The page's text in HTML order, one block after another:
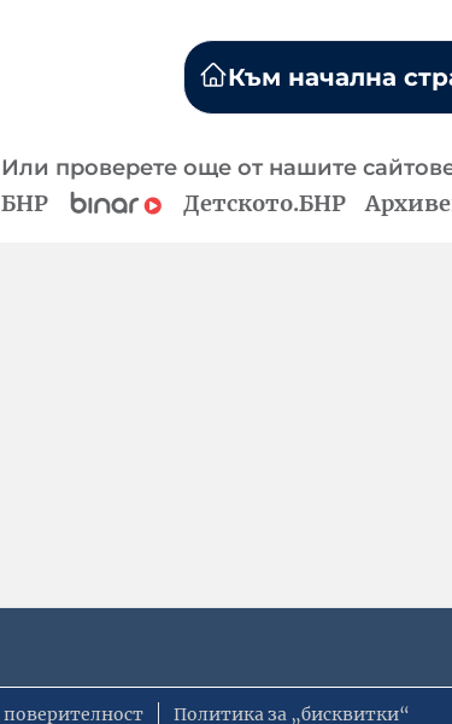
Към начална
Или проверете още от нашите
БНР Детското.БНР
Политика за „бисквитки“